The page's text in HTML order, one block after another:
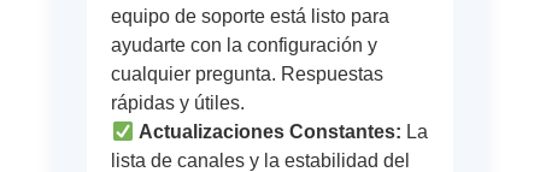
equipo de soporte está listo para
ayudarte con la configuración y
cualquier pregunta. Respuestas
rápidas y útiles.
Actualizaciones Constantes: La
lista de canales y la estabilidad del